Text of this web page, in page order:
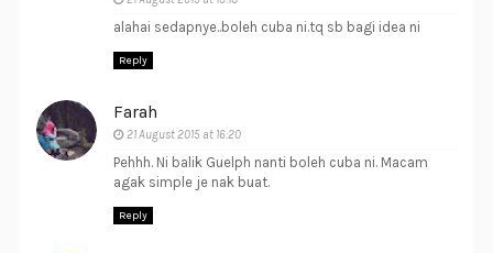
alahai sedapnye..boleh cuba ni.tq sb bagi idea ni
Reply
Farah
21 August 2015 at 16:20
Pehhh. Ni balik Guelph nanti boleh cuba ni. Macam
agak simple je nak buat.
Reply